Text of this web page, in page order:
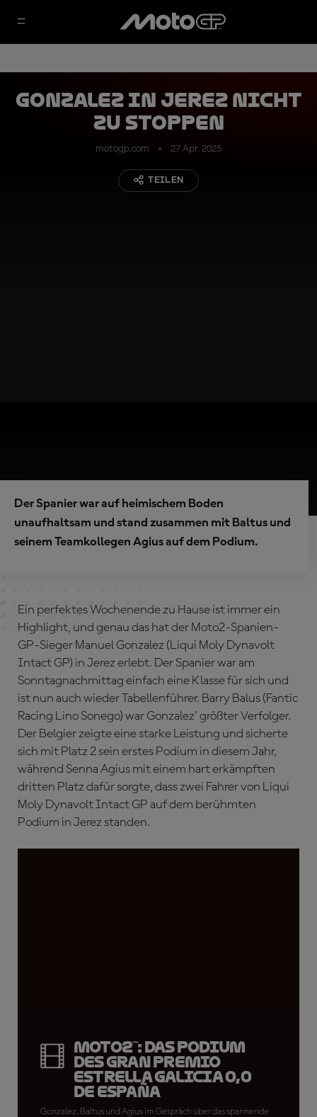
Gonzalez in Jerez nicht
zu stoppen
motogp.com 27 Apr. 2025
TEILEN
Der Spanier war auf heimischem Boden
unaufhaltsam und stand zusammen mit Baltus und
seinem Teamkollegen Agius auf dem Podium.
Ein perfektes Wochenende zu Hause ist immer ein
Highlight, und genau das hat der Moto2-Spanien-
GP-Sieger Manuel Gonzalez (Liqui Moly Dynavolt
Intact GP) in Jerez erlebt. Der Spanier war am
Sonntagnachmittag einfach eine Klasse für sich und
ist nun auch wieder Tabellenführer. Barry Balus (Fantic
Racing Lino Sonego) war Gonzalez' größter Verfolger.
Der Belgier zeigte eine starke Leistung und sicherte
sich mit Platz 2 sein erstes Podium in diesem Jahr,
während Senna Agius mit einem hart erkämpften
dritten Platz dafür sorgte, dass zwei Fahrer von Liqui
Moly Dynavolt Intact GP auf dem berühmten
Podium in Jerez standen.
Moto2™: Das Podium
des Gran Premio
Estrella Galicia 0,0
de España
Gonzalez, Baltus und Agius im Gespräch über das spannende